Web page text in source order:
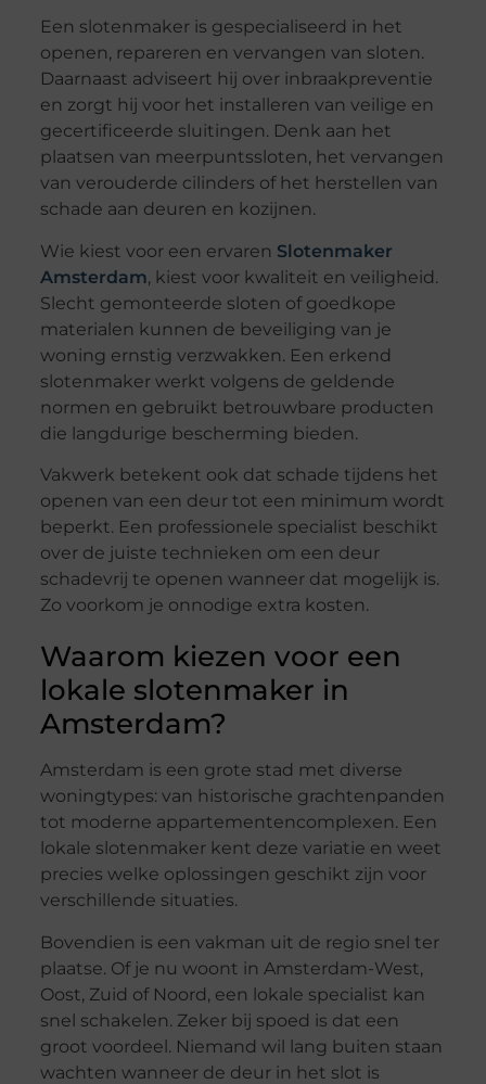
Een slotenmaker is gespecialiseerd in het
openen, repareren en vervangen van sloten.
Daarnaast adviseert hij over inbraakpreventie
en zorgt hij voor het installeren van veilige en
gecertificeerde sluitingen. Denk aan het
plaatsen van meerpuntssloten, het vervangen
van verouderde cilinders of het herstellen van
schade aan deuren en kozijnen.
Wie kiest voor een ervaren Slotenmaker
Amsterdam, kiest voor kwaliteit en veiligheid.
Slecht gemonteerde sloten of goedkope
materialen kunnen de beveiliging van je
woning ernstig verzwakken. Een erkend
slotenmaker werkt volgens de geldende
normen en gebruikt betrouwbare producten
die langdurige bescherming bieden.
Vakwerk betekent ook dat schade tijdens het
openen van een deur tot een minimum wordt
beperkt. Een professionele specialist beschikt
over de juiste technieken om een deur
schadevrij te openen wanneer dat mogelijk is.
Zo voorkom je onnodige extra kosten.
Waarom kiezen voor een
lokale slotenmaker in
Amsterdam?
Amsterdam is een grote stad met diverse
woningtypes: van historische grachtenpanden
tot moderne appartementencomplexen. Een
lokale slotenmaker kent deze variatie en weet
precies welke oplossingen geschikt zijn voor
verschillende situaties.
Bovendien is een vakman uit de regio snel ter
plaatse. Of je nu woont in Amsterdam-West,
Oost, Zuid of Noord, een lokale specialist kan
snel schakelen. Zeker bij spoed is dat een
groot voordeel. Niemand wil lang buiten staan
wachten wanneer de deur in het slot is